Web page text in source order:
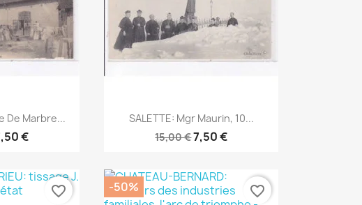
rapide
De Marbre...
€
Aperçu rapide
SALETTE: Mgr Maurin, 10...
15,00 €7,50 €
favorite_border -50% favorite_border